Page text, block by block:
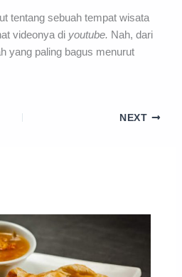
tentang sebuah tempat wisata
videonya di youtube. Nah, dari
yang paling bagus menurut
NEXT